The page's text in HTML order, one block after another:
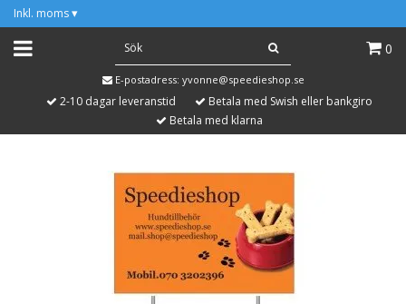
Inkl. moms ▾
0
E-postadress: yvonne@speedieshop.se
2-10 dagar leveranstid
Betala med Swish eller bankgiro
Betala med klarna